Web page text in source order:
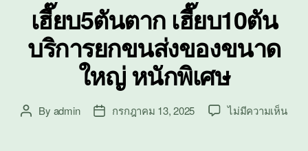
เฮี๊ยบ5ตันตาก เฮี๊ยบ10ตัน
บริการยกขนส่งของขนาด
ใหญ่ หนักพิเศษ
PostBy admin
Postกรกฎาคม 13, 2025 ไม่มีความเห็นบน